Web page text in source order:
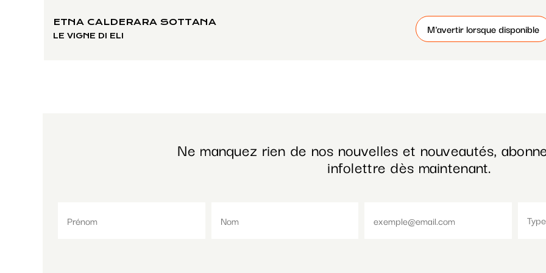
ETNA CALDERARA SOTTANA
LE VIGNE DI ELI M'avertir lorsque disponible
Ne manquez rien de nos nouvelles et nouveautés,
infolettre dès maintenant.